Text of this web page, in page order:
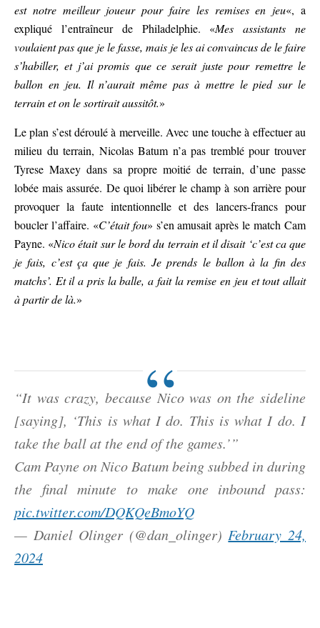
est notre meilleur joueur pour faire les remises en jeu«, a
expliqué l’entraîneur de Philadelphie. «Mes assistants ne
voulaient pas que je le fasse, mais je les ai convaincus de le faire
s’habiller, et j’ai promis que ce serait juste pour remettre le
ballon en jeu. Il n’aurait même pas à mettre le pied sur le
terrain et on le sortirait aussitôt.»
Le plan s’est déroulé à merveille. Avec une touche à effectuer au
milieu du terrain, Nicolas Batum n’a pas tremblé pour trouver
Tyrese Maxey dans sa propre moitié de terrain, d’une passe
lobée mais assurée. De quoi libérer le champ à son arrière pour
provoquer la faute intentionnelle et des lancers-francs pour
boucler l’affaire. «C’était fou» s’en amusait après le match Cam
Payne. «Nico était sur le bord du terrain et il disait ‘c’est ca que
je fais, c’est ça que je fais. Je prends le ballon à la fin des
matchs’. Et il a pris la balle, a fait la remise en jeu et tout allait
à partir de là.»
“It was crazy, because Nico was on the sideline
[saying], ‘This is what I do. This is what I do. I
take the ball at the end of the games.’”
Cam Payne on Nico Batum being subbed in during
the final minute to make one inbound pass:
pic.twitter.com/DQKQeBmoYQ
— Daniel Olinger (@dan_olinger)February 24,
2024